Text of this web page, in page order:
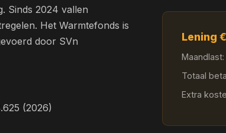
Sinds 2024 vallen
Het Warmtefonds is
door SVn
(2026)
Lening
Maandlast:
Totaal
Extra